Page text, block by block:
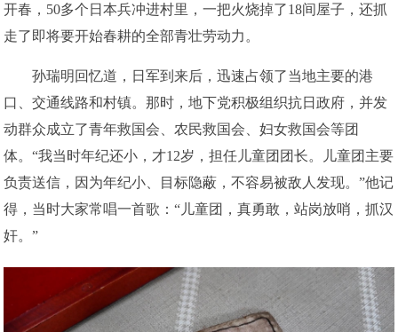
开春，50多个日本兵冲进村里，一把火烧掉了18间屋子，还抓
走了即将要开始春耕的全部青壮劳动力。
孙瑞明回忆道，日军到来后，迅速占领了当地主要的港
口、交通线路和村镇。那时，地下党积极组织抗日政府，并发
动群众成立了青年救国会、农民救国会、妇女救国会等团
体。“我当时年纪还小，才12岁，担任儿童团团长。儿童团主要
负责送信，因为年纪小、目标隐蔽，不容易被敌人发现。”他记
得，当时大家常唱一首歌：“儿童团，真勇敢，站岗放哨，抓汉
奸。”